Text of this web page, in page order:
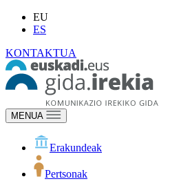
EU
ES
KONTAKTUA
MENUA
Erakundeak
Pertsonak